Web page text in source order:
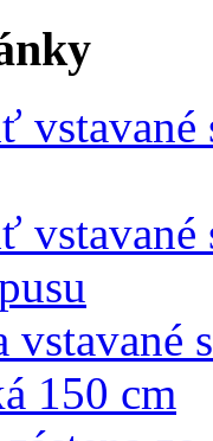
150 cm